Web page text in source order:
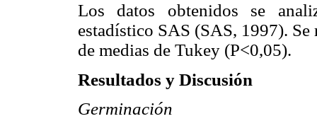
Los datos obtenidos se
estadístico SAS (SAS, 1997).
de medias de Tukey (P<0,05).
Resultados y Discusión
Germinación